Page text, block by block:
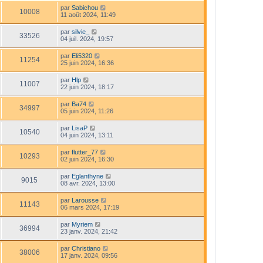
10008 par Sabichou
11 août 2024, 11:49
33526 par silvie_
04 juil. 2024, 19:57
11254 par Eli5320
25 juin 2024, 16:36
11007 par Hlp
22 juin 2024, 18:17
34997 par Ba74
05 juin 2024, 11:26
10540 par LisaP
04 juin 2024, 13:11
10293 par flutter_77
02 juin 2024, 16:30
9015 par Eglanthyne
08 avr. 2024, 13:00
11143 par Larousse
06 mars 2024, 17:19
36994 par Myriem
23 janv. 2024, 21:42
38006 par Christiano
17 janv. 2024, 09:56